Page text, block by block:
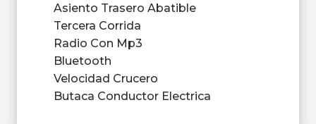
Asiento Trasero Abatible
Tercera Corrida
Radio Con Mp3
Bluetooth
Velocidad Crucero
Butaca Conductor Electrica